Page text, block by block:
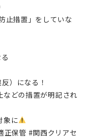
止措置」をしていな
）になる！
どの措置が明記され
象に
正保管 #関西クリアセ